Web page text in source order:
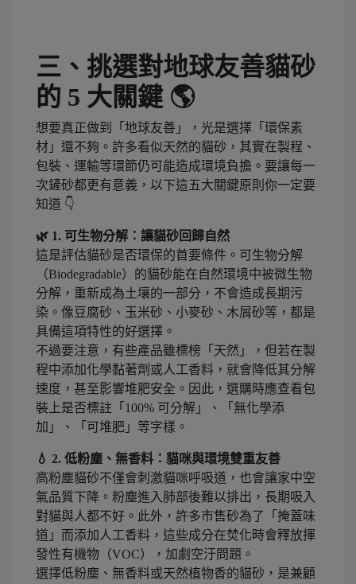
三、挑選對地球友善貓砂
的 5 大關鍵 🌎
想要真正做到「地球友善」，光是選擇「環保素
材」還不夠。許多看似天然的貓砂，其實在製程、
包裝、運輸等環節仍可能造成環境負擔。要讓每一
次鏟砂都更有意義，以下這五大關鍵原則你一定要
知道 👇
🌿 1. 可生物分解：讓貓砂回歸自然
這是評估貓砂是否環保的首要條件。可生物分解
（Biodegradable）的貓砂能在自然環境中被微生物
分解，重新成為土壤的一部分，不會造成長期污
染。像豆腐砂、玉米砂、小麥砂、木屑砂等，都是
具備這項特性的好選擇。
不過要注意，有些產品雖標榜「天然」，但若在製
程中添加化學黏著劑或人工香料，就會降低其分解
速度，甚至影響堆肥安全。因此，選購時應查看包
裝上是否標註「100% 可分解」、「無化學添
加」、「可堆肥」等字樣。
💧 2. 低粉塵、無香料：貓咪與環境雙重友善
高粉塵貓砂不僅會刺激貓咪呼吸道，也會讓家中空
氣品質下降。粉塵進入肺部後難以排出，長期吸入
對貓與人都不好。此外，許多市售砂為了「掩蓋味
道」而添加人工香料，這些成分在焚化時會釋放揮
發性有機物（VOC），加劇空汙問題。
選擇低粉塵、無香料或天然植物香的貓砂，是兼顧